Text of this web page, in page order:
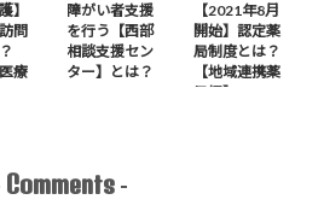
】
問
療
障がい者支援
を行う【西部
相談支援セン
ター】とは？
【2021年8月
開始】認定薬
局制度とは？
【地域連携薬
局編】
Comments -